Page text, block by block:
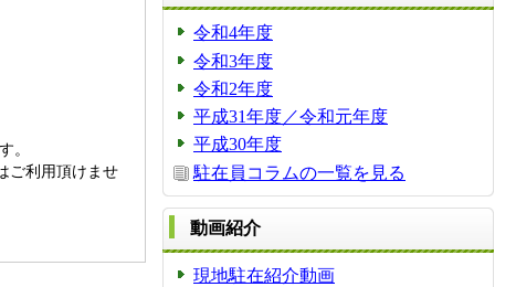
。
ご利用頂けませ
令和4年度
令和3年度
令和2年度
平成31年度／令和元年度
平成30年度
駐在員コラムの一覧を見る
動画紹介
現地駐在紹介動画